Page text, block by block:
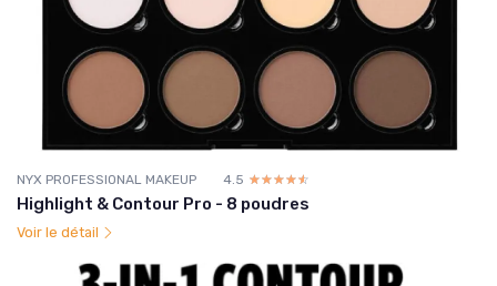
NYX PROFESSIONAL MAKEUP 4.5 ☆☆☆☆☆
★★★★★
Highlight & Contour Pro - 8 poudres
Voir le détail